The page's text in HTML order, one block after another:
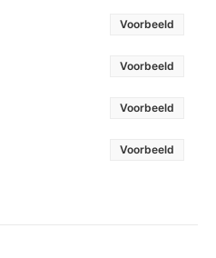
Voorbeeld
Voorbeeld
Voorbeeld
Voorbeeld